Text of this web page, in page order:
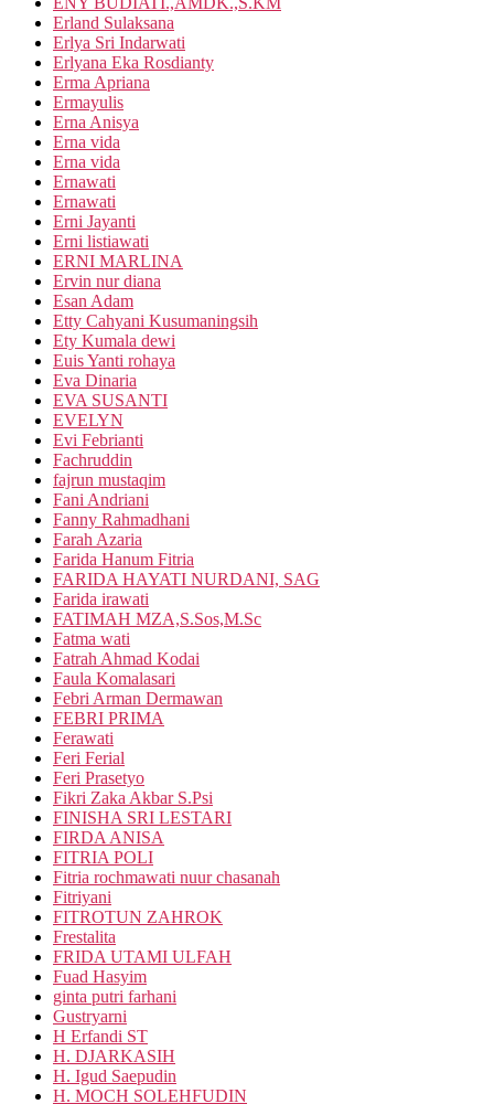
Erland Sulaksana
Erlya Sri Indarwati
Erlyana Eka Rosdianty
Erma Apriana
Ermayulis
Erna Anisya
Erna vida
Erna vida
Ernawati
Ernawati
Erni Jayanti
Erni listiawati
ERNI MARLINA
Ervin nur diana
Esan Adam
Etty Cahyani Kusumaningsih
Ety Kumala dewi
Euis Yanti rohaya
Eva Dinaria
EVA SUSANTI
EVELYN
Evi Febrianti
Fachruddin
fajrun mustaqim
Fani Andriani
Fanny Rahmadhani
Farah Azaria
Farida Hanum Fitria
FARIDA HAYATI NURDANI, SAG
Farida irawati
FATIMAH MZA,S.Sos,M.Sc
Fatma wati
Fatrah Ahmad Kodai
Faula Komalasari
Febri Arman Dermawan
FEBRI PRIMA
Ferawati
Feri Ferial
Feri Prasetyo
Fikri Zaka Akbar S.Psi
FINISHA SRI LESTARI
FIRDA ANISA
FITRIA POLI
Fitria rochmawati nuur chasanah
Fitriyani
FITROTUN ZAHROK
Frestalita
FRIDA UTAMI ULFAH
Fuad Hasyim
ginta putri farhani
Gustryarni
H Erfandi ST
H. DJARKASIH
H. Igud Saepudin
H. MOCH SOLEHFUDIN